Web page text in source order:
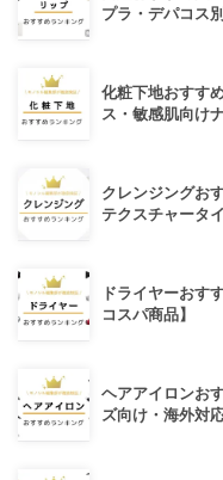
プラ・デパコス
化粧下地おすす
ス・敏感肌向け
クレンジングお
テクスチャータ
ドライヤーおす
コスパ商品】
ヘアアイロンお
ズ向け・海外対